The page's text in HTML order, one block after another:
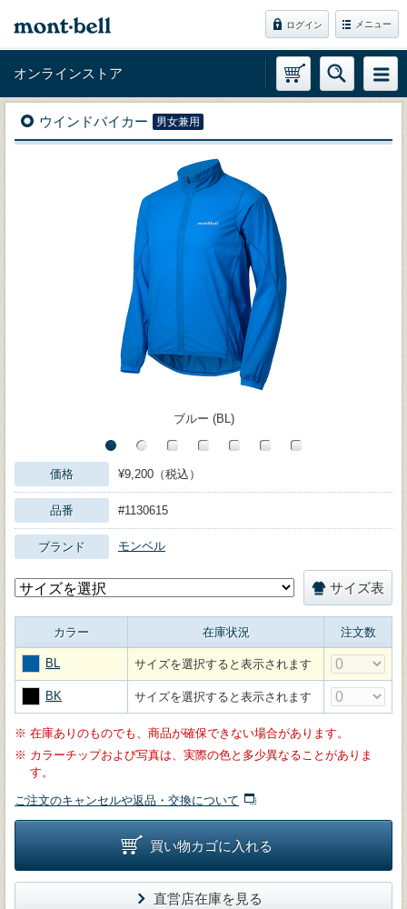
ログイン メニュー
オンラインストア
ウインドバイカー 男女兼用
ブルー (BL)
価格 ¥9,200（税込）
品番 #1130615
ブランド モンベル
サイズ表
カラー 在庫状況 注文数
BL サイズを選択すると表示されます
BK サイズを選択すると表示されます
※ 在庫ありのものでも、商品が確保できない場合があります。
※ カラーチップおよび写真は、実際の色と多少異なることがありま
す。
ご注文のキャンセルや返品・交換について
買い物カゴに入れる
直営店在庫を見る